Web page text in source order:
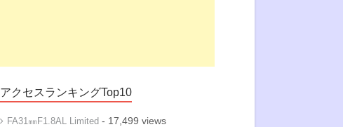
アクセスランキングTop10
FA31㎜F1.8AL Limited - 17,499 views